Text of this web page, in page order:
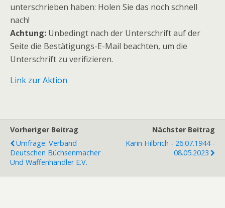
unterschrieben haben: Holen Sie das noch schnell
nach!
Achtung: Unbedingt nach der Unterschrift auf der
Seite die Bestätigungs-E-Mail beachten, um die
Unterschrift zu verifizieren.
Link zur Aktion
Vorheriger Beitrag
Umfrage: Verband
Deutschen Büchsenmacher
Und Waffenhändler E.V.
Nächster Beitrag
Karin Hilbrich - 26.07.1944 -
08.05.2023